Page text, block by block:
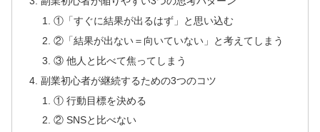
①「すぐに結果が出るはず」と思い込む
②「結果が出ない＝向いていない」と考えてしまう
③ 他人と比べて焦ってしまう
副業初心者が継続するための3つのコツ
① 行動目標を決める
② SNSと比べない